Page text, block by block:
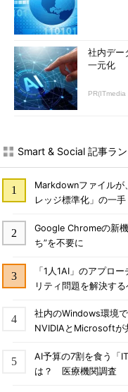
社内デ
一元化
PR(ITmedia
Smart & Social 記事ラ
Markdownファイル
レッジ標準化」の一手
Google Chromeの新
ち”を不要に
「1人1AI」のアプロ
リティ問題を解決す
社内のWindows環境
NVIDIAとMicrosoftが
AI予算の7割を食う「
は？ 医療機関調査